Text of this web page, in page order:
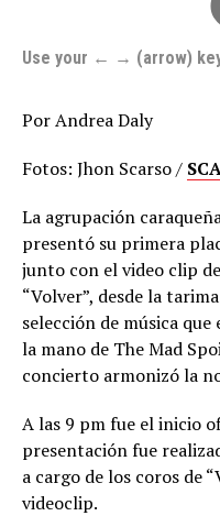
Use your ← → (arrow)
Por Andrea Daly
Fotos: Jhon Scarso /
La agrupación
presentó su primera
junto con el video clip
“Volver”, desde la
selección de música
la mano de The Mad
concierto armonizó la
A las 9 pm fue el inicio
presentación fue
a cargo de los coros de
videoclip.